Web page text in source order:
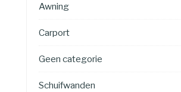
Awning
Carport
Geen categorie
Schuifwanden